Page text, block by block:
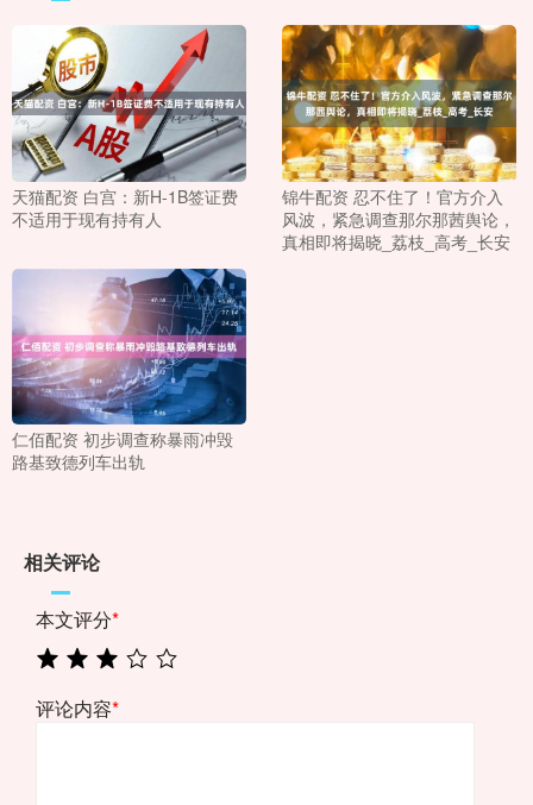
天猫配资 白宫：新H-1B签证费
不适用于现有持有人
锦牛配资 忍不住了！官方介入
风波，紧急调查那尔那茜舆论，
真相即将揭晓_荔枝_高考_长安
仁佰配资 初步调查称暴雨冲毁
路基致德列车出轨
相关评论
本文评分*
评论内容*